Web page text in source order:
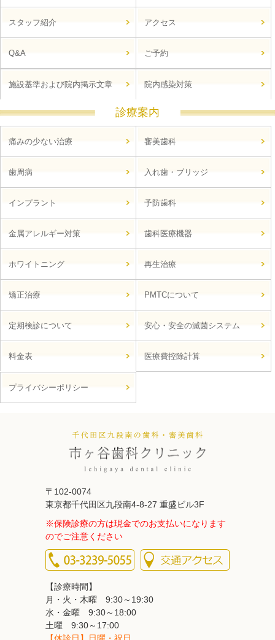
スタッフ紹介 アクセス
Q&A ご予約
施設基準および院内掲示文章 院内感染対策
診療案内
痛みの少ない治療 審美歯科
歯周病 入れ歯・ブリッジ
インプラント 予防歯科
金属アレルギー対策 歯科医療機器
ホワイトニング 再生治療
矯正治療 PMTCについて
定期検診について 安心・安全の滅菌システム
料金表 医療費控除計算
プライバシーポリシー
〒102-0074
東京都千代田区九段南4-8-27 重盛ビル3F
※保険診療の方は現金でのお支払いになります
のでご注意ください
【診療時間】
月・火・木曜 9:30～19:30
水・金曜 9:30～18:00
土曜 9:30～17:00
【休診日】日曜・祝日